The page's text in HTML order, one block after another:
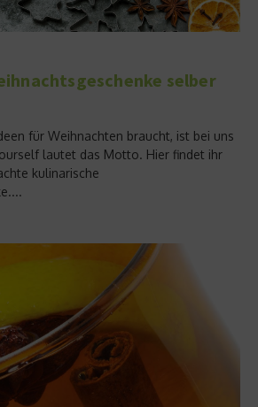
selber
für Weihnachten braucht, ist bei uns
lautet das Motto. Hier findet ihr
kulinarische